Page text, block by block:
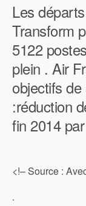
Les
Transform
5122
plein . Air
objectifs
:réduction
fin 2014
<!– Source :
.